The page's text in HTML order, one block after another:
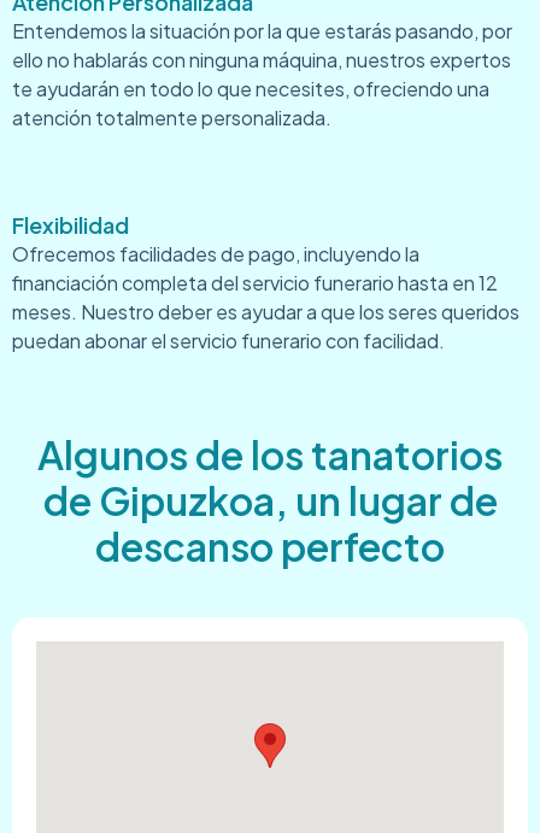
Entendemos la situación por la que estarás pasando, por
ello no hablarás con ninguna máquina, nuestros expertos
te ayudarán en todo lo que necesites, ofreciendo una
atención totalmente personalizada.
Flexibilidad
Ofrecemos facilidades de pago, incluyendo la
financiación completa del servicio funerario hasta en 12
meses. Nuestro deber es ayudar a que los seres queridos
puedan abonar el servicio funerario con facilidad.
Algunos de los tanatorios
de Gipuzkoa, un lugar de
descanso perfecto